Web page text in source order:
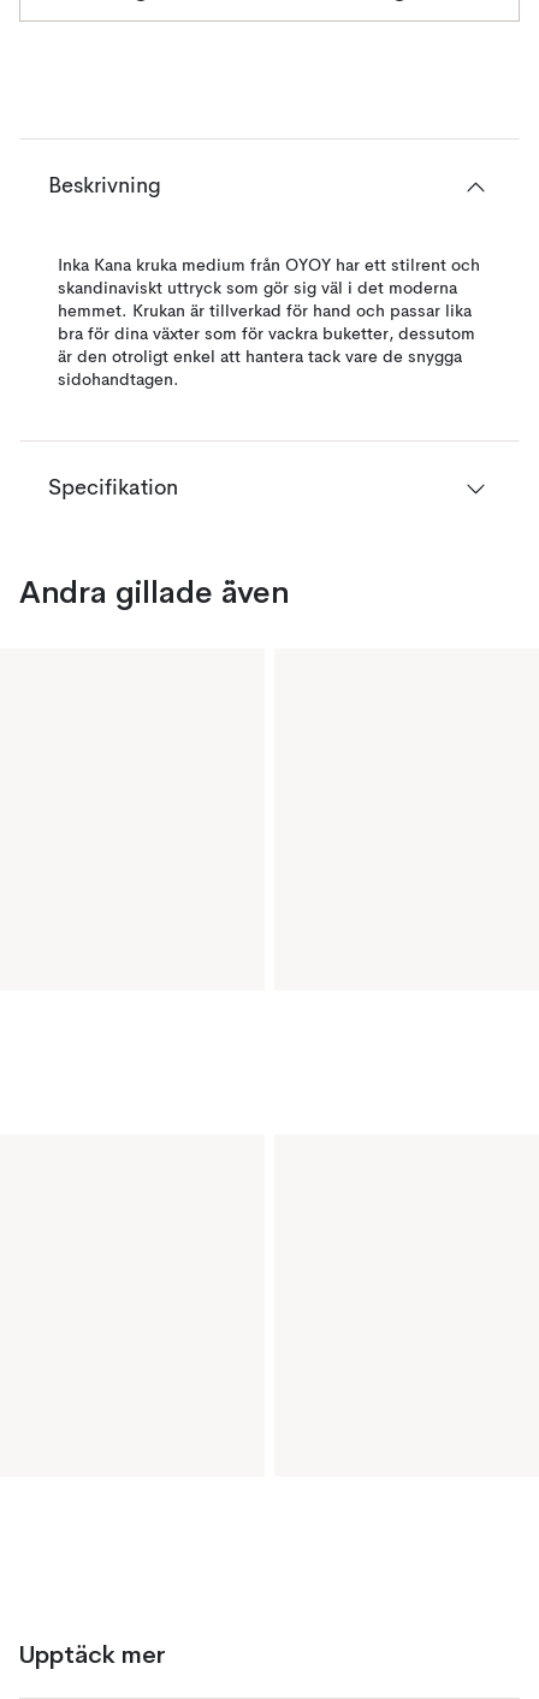
Beskrivning
Inka Kana kruka medium från OYOY har ett stilrent och
skandinaviskt uttryck som gör sig väl i det moderna
hemmet. Krukan är tillverkad för hand och passar lika
bra för dina växter som för vackra buketter, dessutom
är den otroligt enkel att hantera tack vare de snygga
sidohandtagen.
Specifikation
Andra gillade även
Upptäck mer